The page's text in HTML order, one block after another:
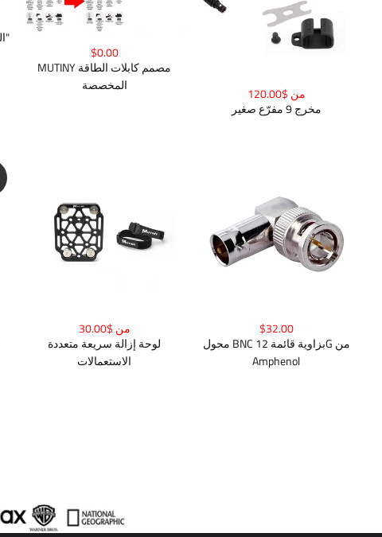
$0.00
MUTINY مصمم كابلات الطاقة
المخصصة
من $120.00
مخرج 9 مفرّع صغير
من $30.00
لوحة إزالة سريعة متعددة
الاستعمالات
$32.00
محول BNC بزاوية قائمة 12G من
Amphenol